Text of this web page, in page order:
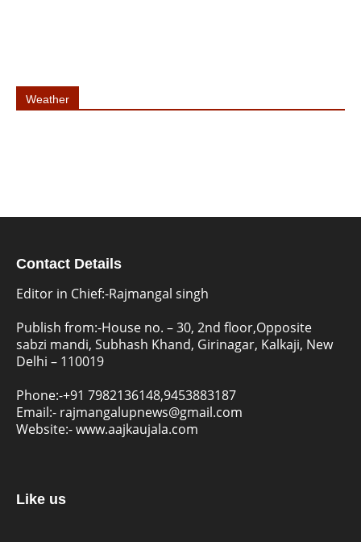
Weather
Contact Details
Editor in Chief:-Rajmangal singh
Publish from:-House no. – 30, 2nd floor,Opposite
sabzi mandi, Subhash Khand, Girinagar, Kalkaji, New
Delhi – 110019
Phone:-+91 7982136148,9453883187
Email:- rajmangalupnews@gmail.com
Website:-www.aajkaujala.com
Like us